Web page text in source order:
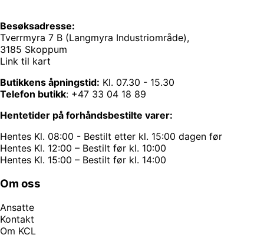
Besøksadresse:
Tverrmyra 7 B (Langmyra Industriområde),
3185 Skoppum
Link til kart
Butikkens åpningstid: Kl. 07.30 - 15.30
Telefon butikk: +47 33 04 18 89
Hentetider på forhåndsbestilte varer:
Hentes Kl. 08:00 - Bestilt etter kl. 15:00 dagen før
Hentes Kl. 12:00 – Bestilt før kl. 10:00
Hentes Kl. 15:00 – Bestilt før kl. 14:00
Om oss
Ansatte
Kontakt
Om KCL